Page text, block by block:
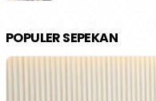
POPULER SEPEKAN